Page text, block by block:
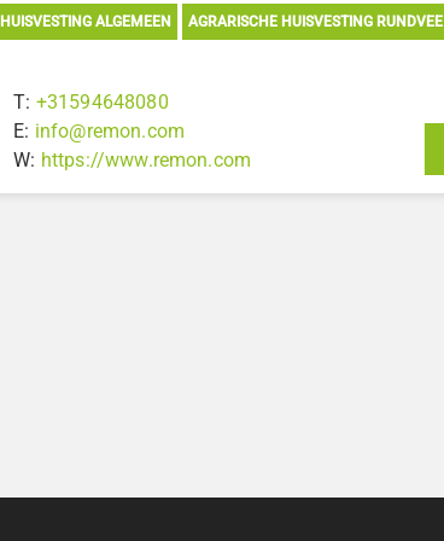
ALGEMEEN AGRARISCHE HUISVESTING RUNDVEE
T: +31594648080
E: info@remon.com
W: https://www.remon.com